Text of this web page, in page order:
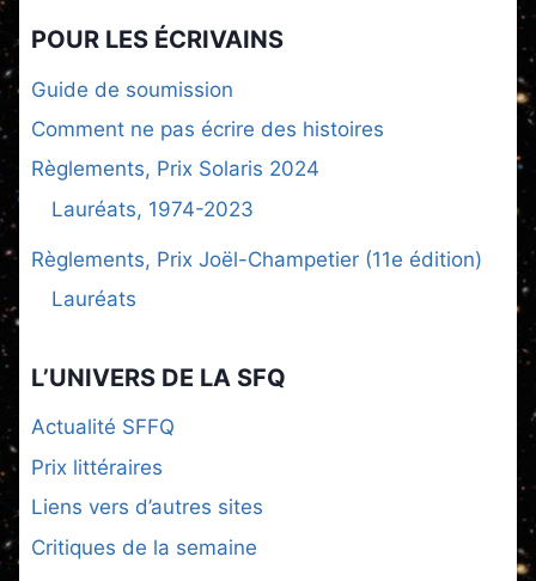
POUR LES ÉCRIVAINS
Guide de soumission
Comment ne pas écrire des histoires
Règlements, Prix Solaris 2024
Lauréats, 1974-2023
Règlements, Prix Joël-Champetier (11e édition)
Lauréats
L’UNIVERS DE LA SFQ
Actualité SFFQ
Prix littéraires
Liens vers d’autres sites
Critiques de la semaine